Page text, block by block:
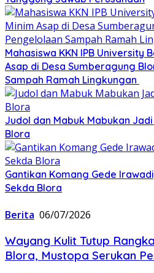
Mahasiswa KKN IPB University
Asap di Desa Sumberagung
Sampah Ramah Lingkungan ‎
Judol dan Mabuk Mabukan
Blora
Gantikan Komang Gede
Sekda Blora
Berita 06/07/2026
Wayang Kulit Tutup
Blora, Mustopa Serukan